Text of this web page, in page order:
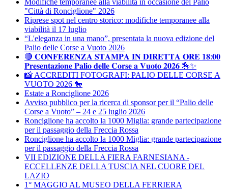
Modifiche temporanee alla viabilità in occasione del Palio
"Città di Ronciglione" 2026
Riprese spot nel centro storico: modifiche temporanee alla
viabilità il 17 luglio
“L'eleganza in una mano”, presentata la nuova edizione del
Palio delle Corse a Vuoto 2026
🔴 𝐂𝐎𝐍𝐅𝐄𝐑𝐄𝐍𝐙𝐀 𝐒𝐓𝐀𝐌𝐏𝐀 𝐈𝐍 𝐃𝐈𝐑𝐄𝐓𝐓𝐀 𝐎𝐑𝐄 𝟏𝟖:𝟎𝟎
𝐏𝐫𝐞𝐬𝐞𝐧𝐭𝐚𝐳𝐢𝐨𝐧𝐞 𝐏𝐚𝐥𝐢𝐨 𝐝𝐞𝐥𝐥𝐞 𝐂𝐨𝐫𝐬𝐞 𝐚 𝐕𝐮𝐨𝐭𝐨 𝟐𝟎𝟐𝟔 🏇✨
📸 ACCREDITI FOTOGRAFI: PALIO DELLE CORSE A
VUOTO 2026 🐎
Estate a Ronciglione 2026
Avviso pubblico per la ricerca di sponsor per il “Palio delle
Corse a Vuoto” – 24 e 25 luglio 2026
Ronciglione ha accolto la 1000 Miglia: grande partecipazione
per il passaggio della Freccia Rossa
Ronciglione ha accolto la 1000 Miglia: grande partecipazione
per il passaggio della Freccia Rossa
VII EDIZIONE DELLA FIERA FARNESIANA -
ECCELLENZE DELLA TUSCIA NEL CUORE DEL
LAZIO
1° MAGGIO AL MUSEO DELLA FERRIERA